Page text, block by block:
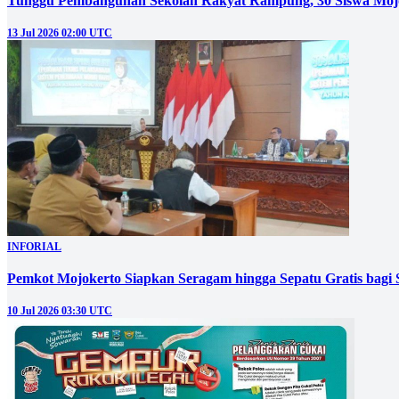
13 Jul 2026 02:00 UTC
INFORIAL
Pemkot Mojokerto Siapkan Seragam hingga Sepatu Gratis bagi
10 Jul 2026 03:30 UTC